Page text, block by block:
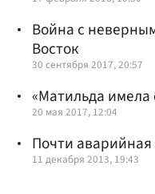
Война с
Восток
30 сентября 2017, 20:57
«Матильда
20 мая 2017, 12:04
Почти аварийная
11 декабря 2013, 19:43